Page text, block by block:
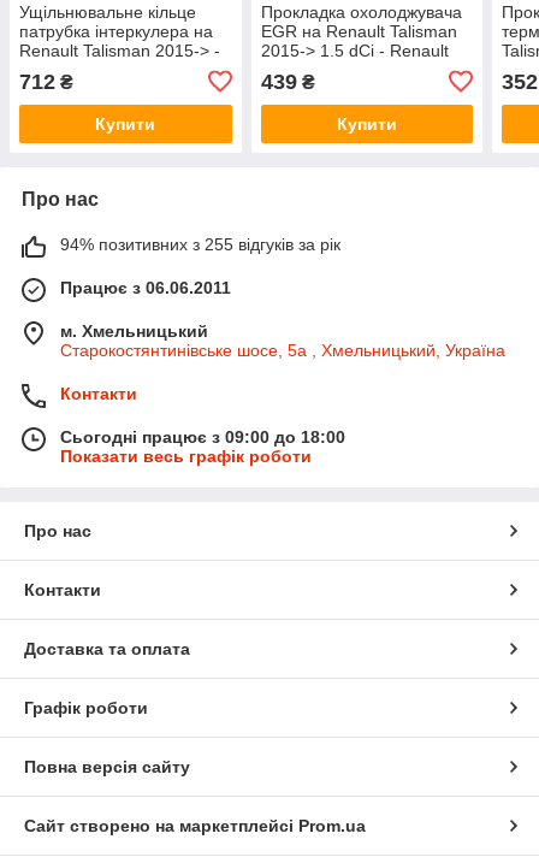
Ущільнювальне кільце
патрубка інтеркулера на
Renault Talisman 2015-> -
8201089106
712 ₴
Купити
Прокладка охолоджувача
EGR на Renault Talisman
2015-> 1.5 dCi - Renault
(Оригінал) - 147225050R
439₴
Купити
352
Про нас
94% позитивних з 255 відгуків за рік
Працює з 06.06.2011
м. Хмельницький
Старокостянтинівське шосе, 5а , Хмельницький, Україна
Контакти
Сьогодні працює з 09:00 до 18:00
Показати весь графік роботи
Про нас
Контакти
Доставка та оплата
Графік роботи
Повна версія сайту
Сайт створено на маркетплейсі Prom.ua